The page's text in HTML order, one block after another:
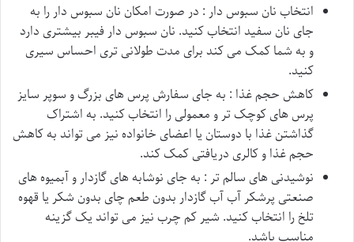
انتخاب نان سبوس دار : در صورت امکان نان سبوس دار را به
جای نان سفید انتخاب کنید. نان سبوس دار فیبر بیشتری دارد
و به شما کمک می کند برای مدت طولانی تری احساس سیری
کنید.
کاهش حجم غذا : به جای سفارش پرس های بزرگ و سوپر سایز
پرس های کوچک تر و معمولی را انتخاب کنید. به اشتراک
گذاشتن غذا با دوستان یا اعضای خانواده نیز می تواند به کاهش
حجم غذا و کالری دریافتی کمک کند.
نوشیدنی های سالم تر : به جای نوشابه های گازدار و آبمیوه های
صنعتی پرشکر آب آب گازدار بدون طعم چای بدون شکر یا قهوه
تلخ را انتخاب کنید. شیر کم چرب نیز می تواند یک گزینه
مناسب باشد.